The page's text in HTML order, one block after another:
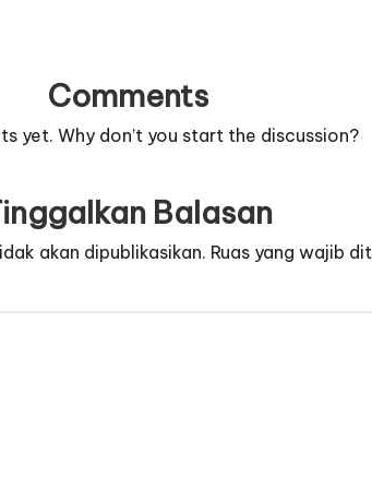
Comments
yet. Why don’t you start the discussion?
Balasan
akan dipublikasikan. Ruas yang wajib